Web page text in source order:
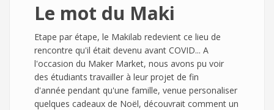
Le mot du Maki
Etape par étape, le Makilab redevient ce lieu de
rencontre qu'il était devenu avant COVID... A
l'occasion du Maker Market, nous avons pu voir
des étudiants travailler à leur projet de fin
d'année pendant qu'une famille, venue personaliser
quelques cadeaux de Noël, découvrait comment un